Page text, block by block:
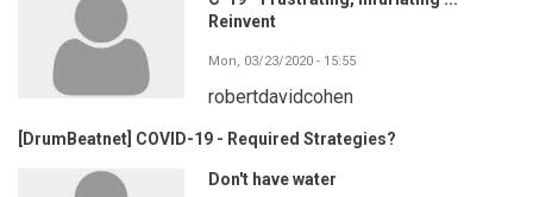
Reinvent
Mon, 03/23/2020 - 15:55
robertdavidcohen
[DrumBeatnet] COVID-19 - Required Strategies?
Don't have water